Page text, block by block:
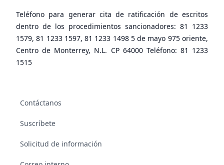
Teléfono para generar cita de ratificación de escritos
dentro de los procedimientos sancionadores: 81 1233
1579, 81 1233 1597, 81 1233 1498 5 de mayo 975 oriente,
Centro de Monterrey, N.L. CP 64000 Teléfono: 81 1233
1515
Contáctanos
Suscríbete
Solicitud de información